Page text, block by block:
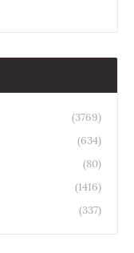
(3769)
(634)
(80)
(1416)
(337)